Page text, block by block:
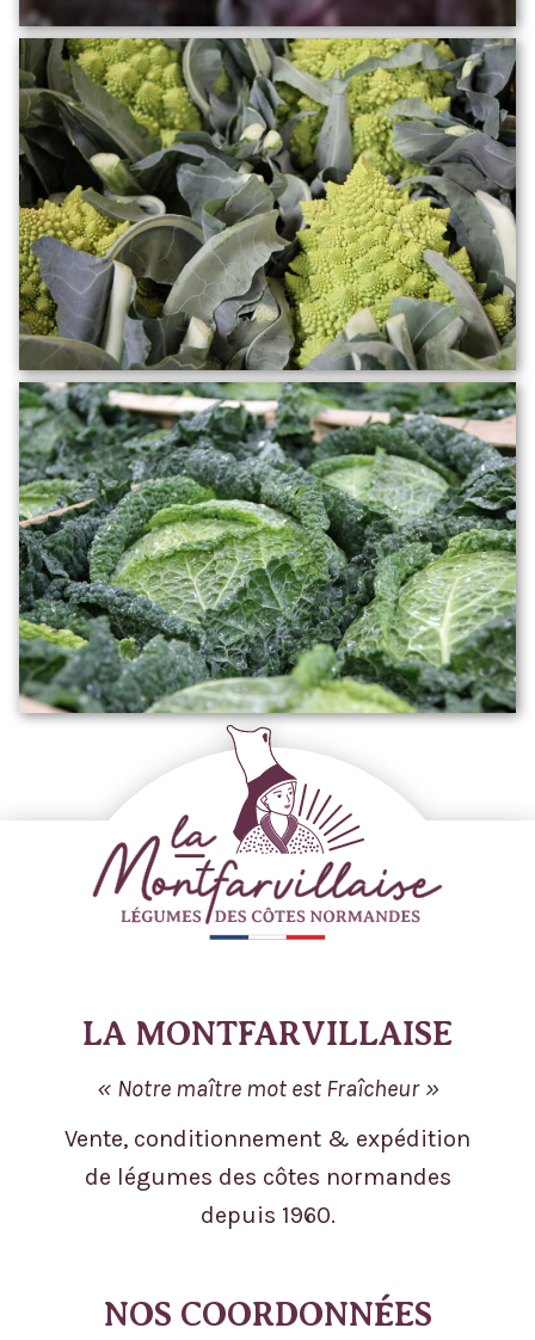
LA MONTFARVILLAISE
Notre maître mot est Fraîcheur
Vente, conditionnement & expédition
de légumes des côtes normandes
depuis 1960.
NOS COORDONNÉES